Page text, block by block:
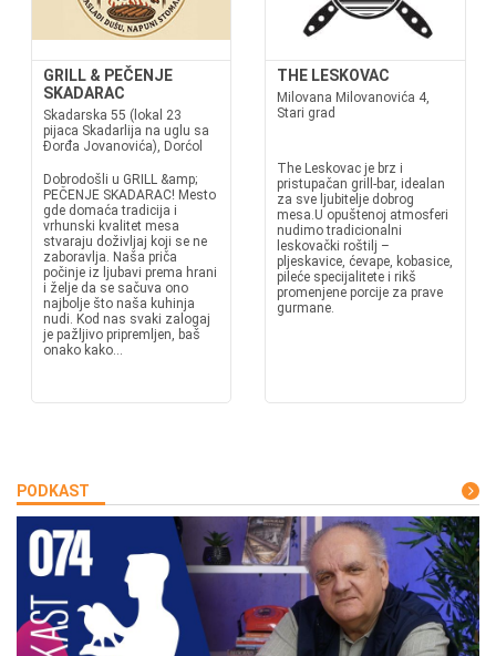
GRILL & PEČENJE
SKADARAC
Skadarska 55 (lokal 23
pijaca Skadarlija na uglu sa
Đorđa Jovanovića), Dorćol
Dobrodošli u GRILL &amp;
PEČENJE SKADARAC! Mesto
gde domaća tradicija i
vrhunski kvalitet mesa
stvaraju doživljaj koji se ne
zaboravlja. Naša priča
počinje iz ljubavi prema hrani
i želje da se sačuva ono
najbolje što naša kuhinja
nudi. Kod nas svaki zalogaj
je pažljivo pripremljen, baš
onako kako...
THE LESKOVAC
Milovana Milovanovića 4,
Stari grad
The Leskovac je brz i
pristupačan grill-bar, idealan
za sve ljubitelje dobrog
mesa.U opuštenoj atmosferi
nudimo tradicionalni
leskovački roštilj –
pljeskavice, ćevape, kobasice,
pileće specijalitete i rikš
promenjene porcije za prave
gurmane.
PODKAST